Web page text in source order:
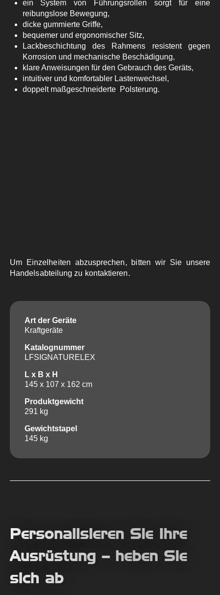
ein System von Führungsrollen sorgt für eine
reibungslose Bewegung,
dicke gummierte Griffe,
bequemer und ergonomischer Sitz,
Lackbeschichtung des Rahmens resistent gegen
Korrosion und mechanische Beschädigung,
klare Anweisungen für den Gebrauch des Geräts,
intuitiver und komfortabler Lastenwechsel,
doppelt maßgeschneiderte Polsterung.
Um Einzelheiten abzusprechen, bitten wir Sie unsere
Handelsabteilung zu kontaktieren.
Art der Geräte
Kraftgeräte
Katalognummer
LFSIGNATURELEX
L x B x H
145 x 107 x 162 cm
Produktgewicht
291 kg
Gewichtstapel
145 kg
Personalisieren Sie Ihre
Ausrüstung – heben Sie
sich ab